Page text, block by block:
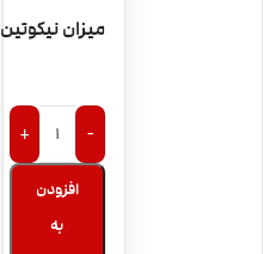
میزان نیکوتین
-
+
افزودن
به